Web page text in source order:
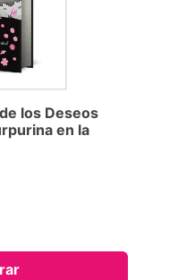
los Deseos
en la